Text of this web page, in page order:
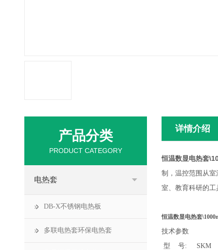
详情介绍
恒温数显电热套
制，温控范围从
室、教育科研的工
恒温数显电热套
技术参数
型    号:     SKM
产品分类
PRODUCT CATEGORY
电热套
DB-X不锈钢电热板
多联电热套环保电热套